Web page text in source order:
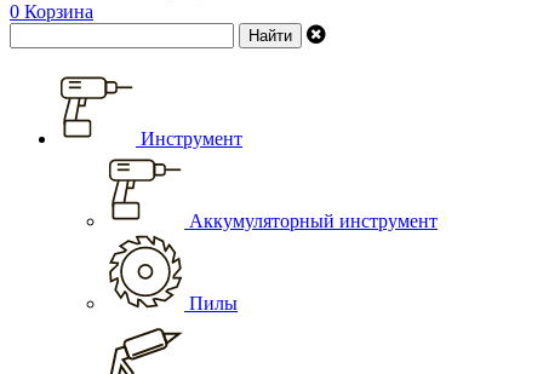
0 Корзина
Инструмент
Аккумуляторный инструмент
Пилы